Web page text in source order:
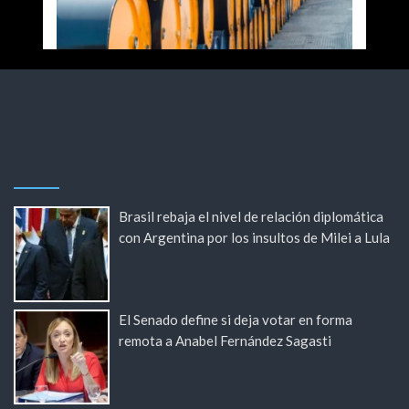
Brasil rebaja el nivel de relación diplomática
con Argentina por los insultos de Milei a Lula
El Senado define si deja votar en forma
remota a Anabel Fernández Sagasti